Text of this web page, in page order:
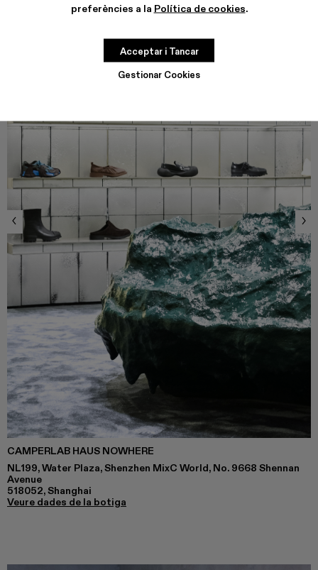
preferències a la Política de cookies.
Gestionar Cookies
Acceptar i Tancar
CAMPERLAB HAUS NOWHERE
NL199, Water Plaza, Shenzhen MixC World, No. 9668 Shennan
Avenue
518052, Shanghai
Veure dades de la botiga